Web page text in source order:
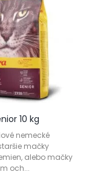
10 kg
nemecké
mačky
alebo mačky
och...